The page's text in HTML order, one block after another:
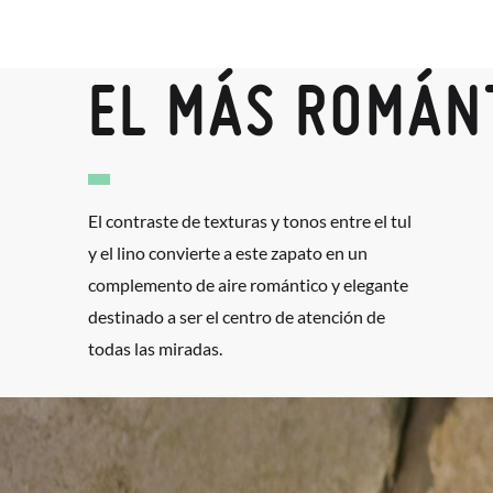
EL MÁS
El contraste de texturas y tonos entre el tul
y el lino convierte a este zapato en un
complemento de aire romántico y elegante
destinado a ser el centro de atención de
todas las miradas.